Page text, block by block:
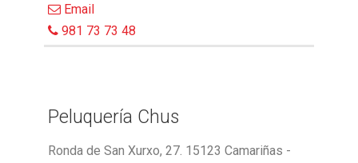
Email
981 73 73 48
Peluquería Chus
Ronda de San Xurxo, 27. 15123 Camariñas -